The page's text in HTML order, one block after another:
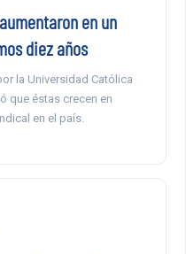
en un
diez años
la Universidad Católica
que éstas crecen en
en el país.